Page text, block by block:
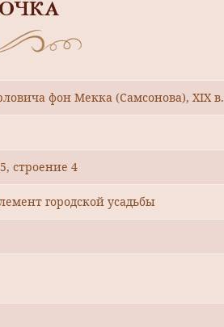
фон Мекка (Самсонова), XIX в.
строение 4
городской усадьбы